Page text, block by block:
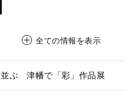
全ての情報を表示
ぶ 津幡で「彩」作品展